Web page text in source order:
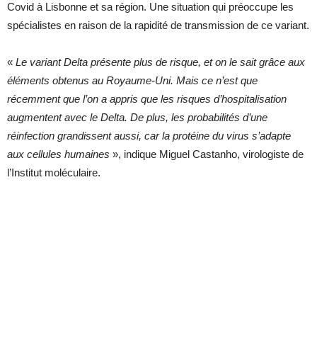
Covid à Lisbonne et sa région. Une situation qui préoccupe les
spécialistes en raison de la rapidité de transmission de ce variant.
« Le variant Delta présente plus de risque, et on le sait grâce aux
éléments obtenus au Royaume-Uni. Mais ce n’est que
récemment que l’on a appris que les risques d’hospitalisation
augmentent avec le Delta. De plus, les probabilités d’une
réinfection grandissent aussi, car la protéine du virus s’adapte
aux cellules humaines », indique Miguel Castanho, virologiste de
l’Institut moléculaire.